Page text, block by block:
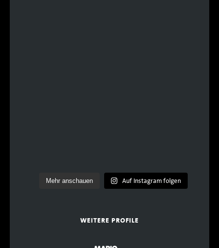
Mehr anschauen Auf Instagram folgen
WEITERE PROFILE